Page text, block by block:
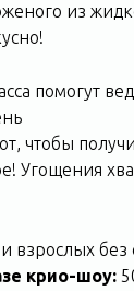
из
помогут
чтобы
Угощения
взрослых
крио-шоу: